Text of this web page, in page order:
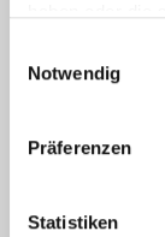
Notwendig
Präferenzen
Statistiken
der
von